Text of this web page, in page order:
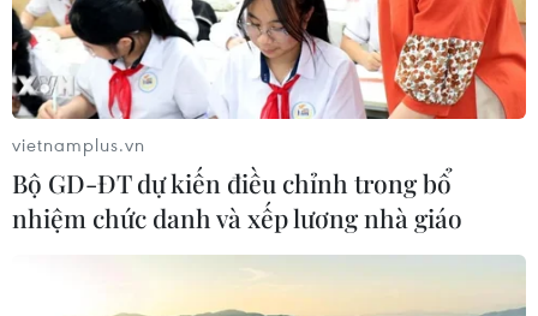
vietnamplus.vn
Bộ GD-ĐT dự kiến điều chỉnh trong bổ
nhiệm chức danh và xếp lương nhà giáo